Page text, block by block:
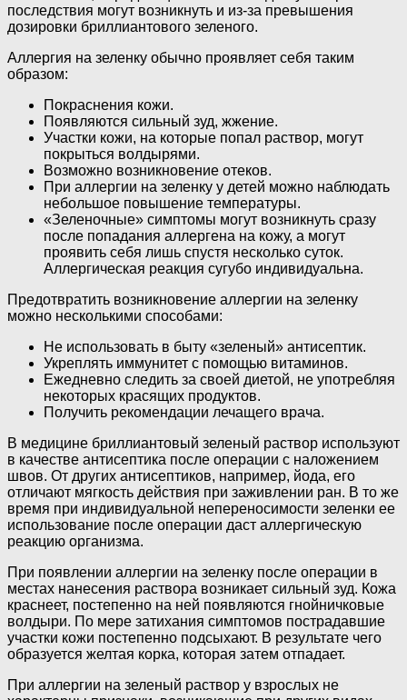
последствия могут возникнуть и из-за превышения
дозировки бриллиантового зеленого.
Аллергия на зеленку обычно проявляет себя таким
образом:
Покраснения кожи.
Появляются сильный зуд, жжение.
Участки кожи, на которые попал раствор, могут
покрыться волдырями.
Возможно возникновение отеков.
При аллергии на зеленку у детей можно наблюдать
небольшое повышение температуры.
«Зеленочные» симптомы могут возникнуть сразу
после попадания аллергена на кожу, а могут
проявить себя лишь спустя несколько суток.
Аллергическая реакция сугубо индивидуальна.
Предотвратить возникновение аллергии на зеленку
можно несколькими способами:
Не использовать в быту «зеленый» антисептик.
Укреплять иммунитет с помощью витаминов.
Ежедневно следить за своей диетой, не употребляя
некоторых красящих продуктов.
Получить рекомендации лечащего врача.
В медицине бриллиантовый зеленый раствор используют
в качестве антисептика после операции с наложением
швов. От других антисептиков, например, йода, его
отличают мягкость действия при заживлении ран. В то же
время при индивидуальной непереносимости зеленки ее
использование после операции даст аллергическую
реакцию организма.
При появлении аллергии на зеленку после операции в
местах нанесения раствора возникает сильный зуд. Кожа
краснеет, постепенно на ней появляются гнойничковые
волдыри. По мере затихания симптомов пострадавшие
участки кожи постепенно подсыхают. В результате чего
образуется желтая корка, которая затем отпадает.
При аллергии на зеленый раствор у взрослых не